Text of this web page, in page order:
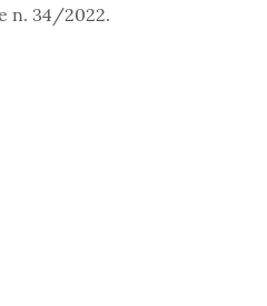
n. 34/2022.